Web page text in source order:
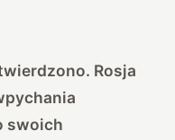
Rosja
swoich